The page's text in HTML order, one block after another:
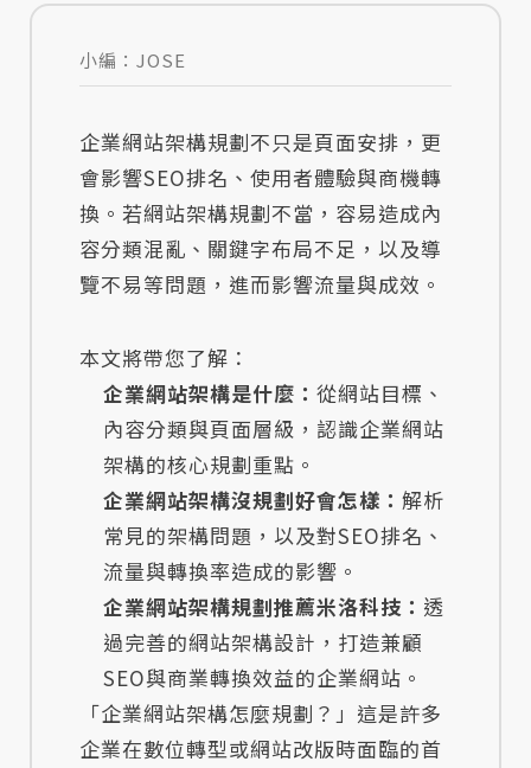
小編：JOSE
企業網站架構規劃不只是頁面安排，更
會影響SEO排名、使用者體驗與商機轉
換。若網站架構規劃不當，容易造成內
容分類混亂、關鍵字布局不足，以及導
覽不易等問題，進而影響流量與成效。
本文將帶您了解：
企業網站架構是什麼： 從網站目標、
內容分類與頁面層級，認識企業網站
架構的核心規劃重點。
企業網站架構沒規劃好會怎樣： 解析
常見的架構問題，以及對SEO排名、
流量與轉換率造成的影響。
企業網站架構規劃推薦米洛科技： 透
過完善的網站架構設計，打造兼顧
SEO與商業轉換效益的企業網站。
「企業網站架構怎麼規劃？」這是許多
企業在數位轉型或網站改版時面臨的首